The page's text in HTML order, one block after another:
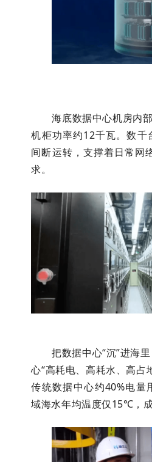
海底数据中心机房内
机柜功率约12千瓦。数千
间断运转，支撑着日常网
求。
把数据中心“沉”进海
心“高耗电、高耗水、高占
传统数据中心约40%电量
域海水年均温度仅15℃，成